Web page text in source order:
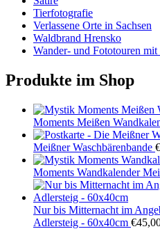
Tierfotografie
Verlassene Orte in Sachsen
Waldbrand Hrensko
Wander- und Fototouren
Produkte im Shop
Moments Meißen
Meißner Waschbärenbande €
Moments Wandkalender
Nur bis Mitternacht im
Adlersteig - 60x40cm €